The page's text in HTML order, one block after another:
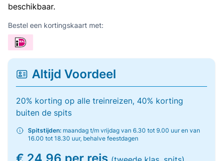
beschikbaar.
Bestel een kortingskaart met:
Altijd Voordeel
20% korting op alle treinreizen, 40% korting
buiten de spits
Spitstijden: maandag t/m vrijdag van 6.30 tot 9.00 uur en van
16.00 tot 18.30 uur, behalve feestdagen